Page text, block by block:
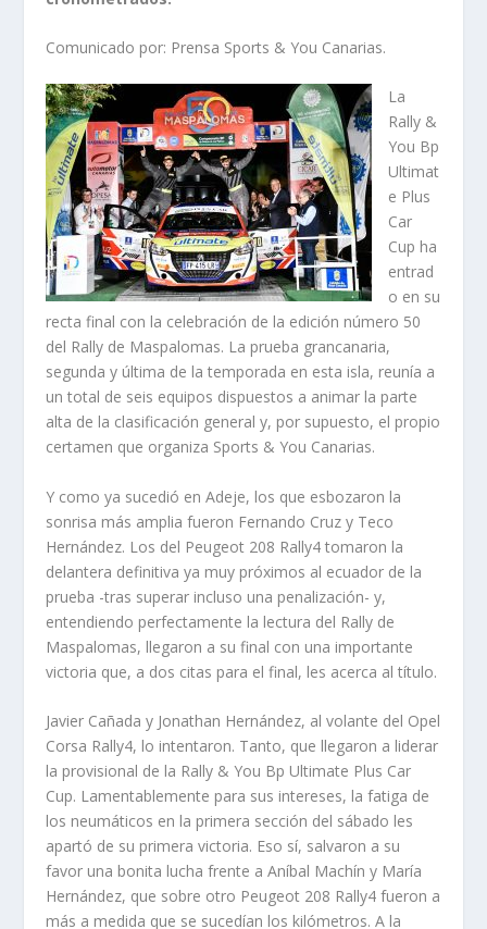
Comunicado por: Prensa Sports & You Canarias.
La
Rally &
You Bp
Ultimat
e Plus
Car
Cup ha
entrad
o en su
recta final con la celebración de la edición número 50
del Rally de Maspalomas. La prueba grancanaria,
segunda y última de la temporada en esta isla, reunía a
un total de seis equipos dispuestos a animar la parte
alta de la clasificación general y, por supuesto, el propio
certamen que organiza Sports & You Canarias.
Y como ya sucedió en Adeje, los que esbozaron la
sonrisa más amplia fueron Fernando Cruz y Teco
Hernández. Los del Peugeot 208 Rally4 tomaron la
delantera definitiva ya muy próximos al ecuador de la
prueba -tras superar incluso una penalización- y,
entendiendo perfectamente la lectura del Rally de
Maspalomas, llegaron a su final con una importante
victoria que, a dos citas para el final, les acerca al título.
Javier Cañada y Jonathan Hernández, al volante del Opel
Corsa Rally4, lo intentaron. Tanto, que llegaron a liderar
la provisional de la Rally & You Bp Ultimate Plus Car
Cup. Lamentablemente para sus intereses, la fatiga de
los neumáticos en la primera sección del sábado les
apartó de su primeravictoria. Eso sí, salvaron a su
favor una bonita lucha frente a Aníbal Machín y María
Hernández, que sobre otro Peugeot 208 Rally4 fueron a
más a medida que se sucedían los kilómetros. A la